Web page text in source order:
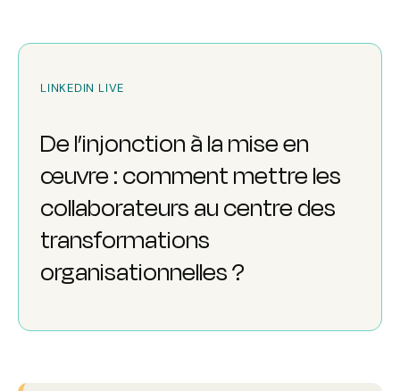
LINKEDIN LIVE
De l’injonction à la mise en
œuvre : comment mettre les
collaborateurs au centre des
transformations
organisationnelles ?